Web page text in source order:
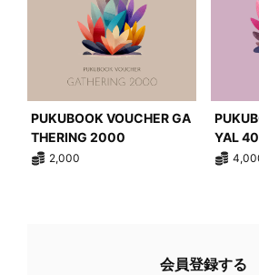
PUKUBOOK VOUCHER GA
THERING 2000
2,000
YAL
会員登録する